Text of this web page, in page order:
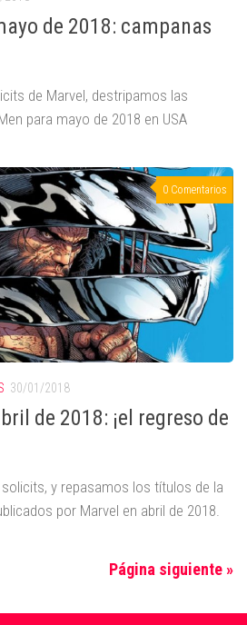
de 2018: campanas
de Marvel, destripamos las
para mayo de 2018 en USA
0 Comentarios
30/01/2018
de 2018: ¡el regreso de
y repasamos los títulos de la
por Marvel en abril de 2018.
Página siguiente »